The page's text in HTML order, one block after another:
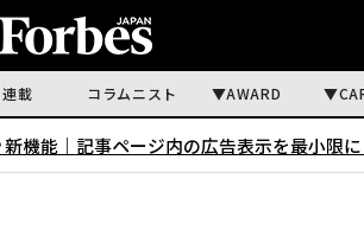
連載 コラムニスト AWARD
機能｜ 記事ページ内の広告表示を最小限